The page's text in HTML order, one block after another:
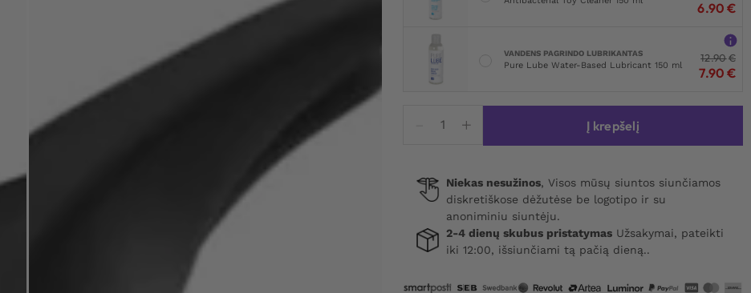
6.90 €
VANDENS PAGRINDO LUBRIKANTAS
Pure Lube Water-Based Lubricant 150 ml
12.90€
7.90 €
kiekis:
C-
With
Remote
Į krepšelį
Niekas nesužinos, Visos mūsų siuntos siunčiamos
diskretiškose dėžutėse be logotipo ir su
anoniminiu siuntėju.
2-4 dienų skubus pristatymas Užsakymai, pateikti
iki 12:00, išsiunčiami tą pačią dieną..